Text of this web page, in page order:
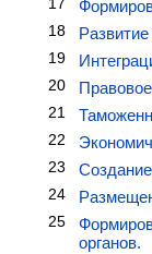
17
18
19
20
21
22
23
24
25
органов.